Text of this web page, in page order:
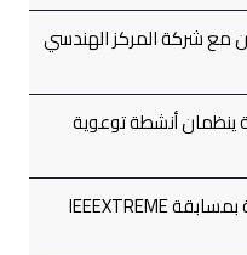
مع شركة المركز الهندسي
ينظمان أنشطة توعوية
خضوري تحقق المرتبة الثانية بمسابقة IEEEXTREME